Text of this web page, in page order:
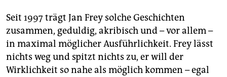
epaper login
Seit 1997 trägt Jan Frey solche Geschichten
zusammen, geduldig, akribisch und – vor allem –
in maximal möglicher Ausführlichkeit. Frey lässt
nichts weg und spitzt nichts zu, er will der
Wirklichkeit so nahe als möglich kommen – egal